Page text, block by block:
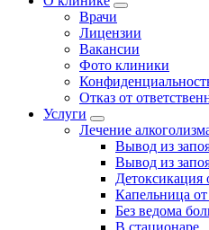
Врачи
Лицензии
Вакансии
Фото клиники
Отказ от
Услуги
Лечение
Вывод из
Вывод из
Детоксикация
Капельница от
Без ведома
В стационаре